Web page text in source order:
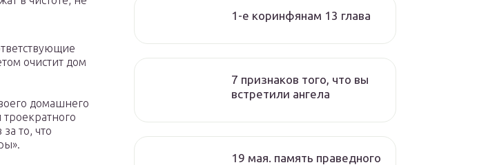
очистит дом
домашнего
то, что
1-е коринфянам 13 глава
7 признаков того, что вы
встретили ангела
19 мая. память праведного